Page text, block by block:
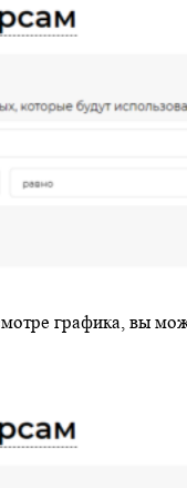
графика, вы